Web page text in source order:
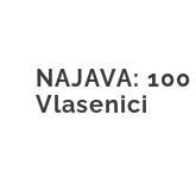
NAJAVA:
Vlasenici